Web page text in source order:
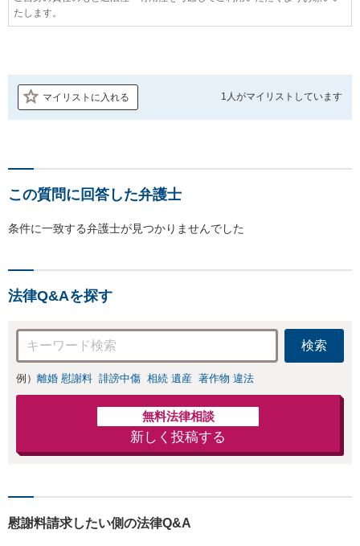
たします。
マイリストに入れる 1人がマイリストしています
この質問に回答した弁護士
条件に一致する弁護士が見つかりませんでした
法律Q&Aを探す
検索
例） 離婚 慰謝料 誹謗中傷 相続 遺産 著作物 違法
無料法律相談
新しく投稿する
慰謝料請求したい側の法律Q&A